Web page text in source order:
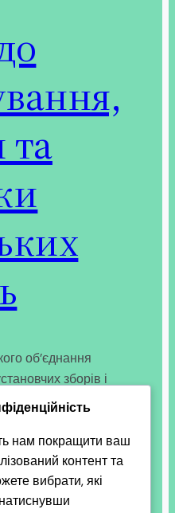
об’єднання
зборів і
За бажанням
меншини. У назві
організаційно-
організація» або
назва має бути
нам покращити ваш
контент та
вибрати, які